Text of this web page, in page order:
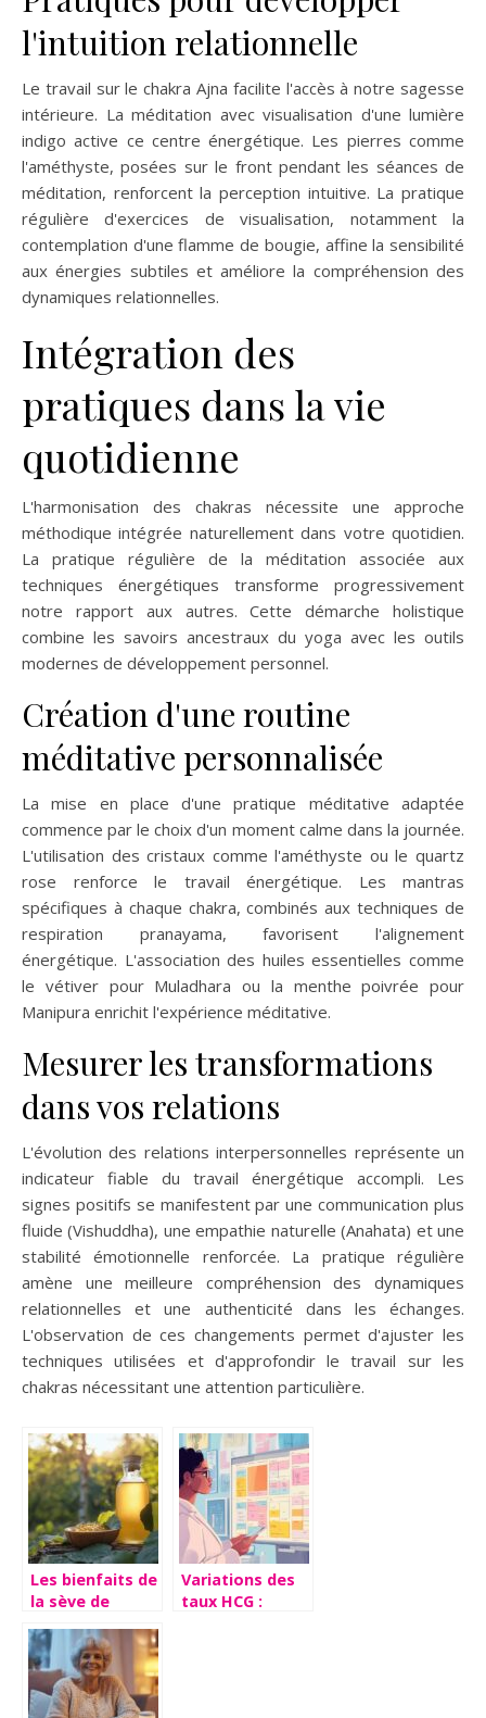
l'intuition relationnelle
Le travail sur le chakra Ajna facilite l'accès à notre sagesse
intérieure. La méditation avec visualisation d'une lumière
indigo active ce centre énergétique. Les pierres comme
l'améthyste, posées sur le front pendant les séances de
méditation, renforcent la perception intuitive. La pratique
régulière d'exercices de visualisation, notamment la
contemplation d'une flamme de bougie, affine la sensibilité
aux énergies subtiles et améliore la compréhension des
dynamiques relationnelles.
Intégration des
pratiques dans la vie
quotidienne
L'harmonisation des chakras nécessite une approche
méthodique intégrée naturellement dans votre quotidien.
La pratique régulière de la méditation associée aux
techniques énergétiques transforme progressivement
notre rapport aux autres. Cette démarche holistique
combine les savoirs ancestraux du yoga avec les outils
modernes de développement personnel.
Création d'une routine
méditative personnalisée
La mise en place d'une pratique méditative adaptée
commence par le choix d'un moment calme dans la journée.
L'utilisation des cristaux comme l'améthyste ou le quartz
rose renforce le travail énergétique. Les mantras
spécifiques à chaque chakra, combinés aux techniques de
respiration pranayama, favorisent l'alignement
énergétique. L'association des huiles essentielles comme
le vétiver pour Muladhara ou la menthe poivrée pour
Manipura enrichit l'expérience méditative.
Mesurer les transformations
dans vos relations
L'évolution des relations interpersonnelles représente un
indicateur fiable du travail énergétique accompli. Les
signes positifs se manifestent par une communication plus
fluide (Vishuddha), une empathie naturelle (Anahata) et une
stabilité émotionnelle renforcée. La pratique régulière
amène une meilleure compréhension des dynamiques
relationnelles et une authenticité dans les échanges.
L'observation de ces changements permet d'ajuster les
techniques utilisées et d'approfondir le travail sur les
chakras nécessitant une attention particulière.
Les bienfaits de
la sève de
fermentée pour
votre santé
Variations des
taux HCG :